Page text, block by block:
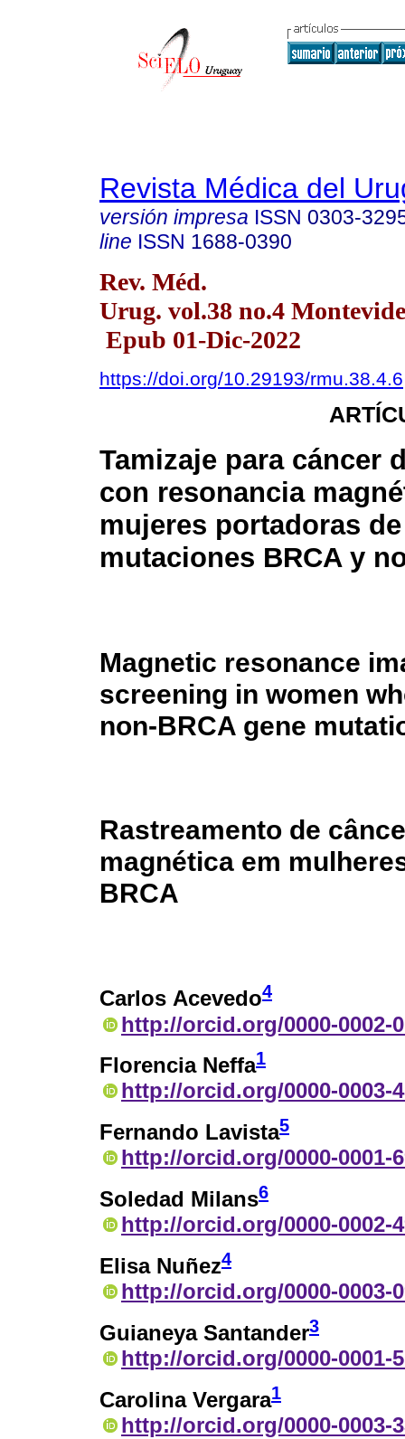
Revista Médica del
versión impresa ISSN 0303-
line ISSN 1688-0390
Rev. Méd.
Urug. vol.38 no.4
Epub 01-Dic-2022
https://doi.org/10.29193/rmu.38.4.6
Tamizaje para cáncer
con resonancia
mujeres portadoras de
mutaciones BRCA y
Magnetic resonance
screening in women
non-BRCA gene
Rastreamento de
magnética em
BRCA
Carlos Acevedo4
http://orcid.org/0000-0002-
Florencia Neffa1
http://orcid.org/0000-0003-
Fernando Lavista5
http://orcid.org/0000-0001-
Soledad Milans6
http://orcid.org/0000-0002-
Elisa Nuñez4
http://orcid.org/0000-0003-
Guianeya Santander3
http://orcid.org/0000-0001-
Carolina Vergara1
http://orcid.org/0000-0003-